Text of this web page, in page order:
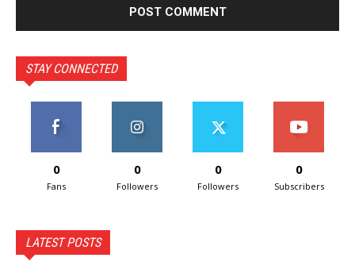
STAY CONNECTED
0
Fans
0
Followers
0
Followers
0
Subscribers
LATEST POSTS